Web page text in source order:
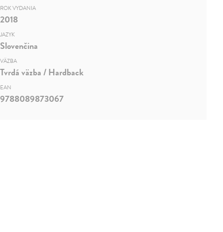
ROK VYDANIA
2018
JAZYK
Slovenčina
VÄZBA
Tvrdá väzba / Hardback
EAN
9788089873067